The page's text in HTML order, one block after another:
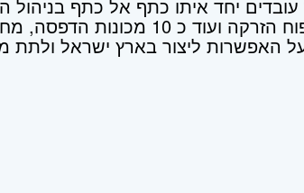
מכונות ניפוח הזרקה ועוד כ